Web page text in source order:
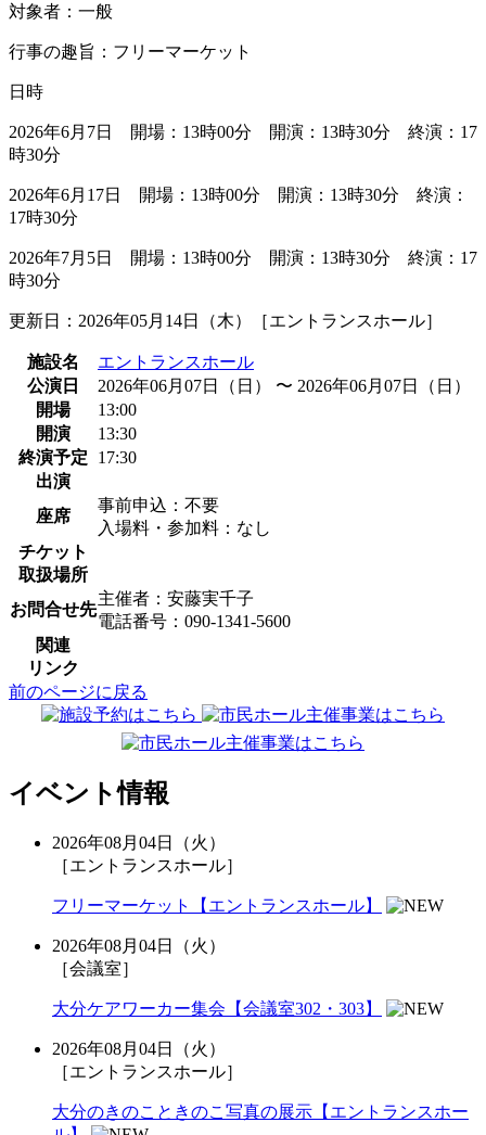
対象者：一般
行事の趣旨：フリーマーケット
日時
2026年6月7日 開場：13時00分 開演：13時30分 終演：17
時30分
2026年6月17日 開場：13時00分 開演：13時30分 終演：
17時30分
2026年7月5日 開場：13時00分 開演：13時30分 終演：17
時30分
更新日：2026年05月14日（木）［エントランスホール］
施設名
エントランスホール
公演日
2026年06月07日（日） 〜 2026年06月07日（日）
開場
13:00
開演
13:30
終演予定
17:30
出演
座席
事前申込：不要
入場料・参加料：なし
チケット
取扱場所
お問合せ先
主催者：安藤実千子
電話番号：090-1341-5600
関連
リンク
前のページに戻る
イベント情報
2026年08月04日（火）
［エントランスホール］
フリーマーケット【エントランスホール】
2026年08月04日（火）
［会議室］
大分ケアワーカー集会【会議室302・303】
2026年08月04日（火）
［エントランスホール］
大分のきのこときのこ写真の展示【エントランスホー